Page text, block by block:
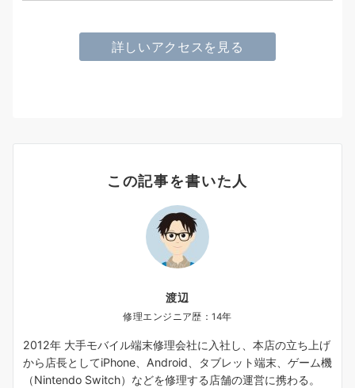
詳しいアクセスを見る
この記事を書いた人
渡辺
修理エンジニア歴：14年
2012年 大手モバイル端末修理会社に入社し、本店の立ち上げ
から店長としてiPhone、Android、タブレット端末、ゲーム機
（Nintendo Switch）などを修理する店舗の運営に携わる。